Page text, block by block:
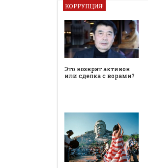
КОРРУПЦИЯ!
Это возврат активов
или сделка с ворами?